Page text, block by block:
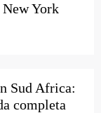
York
Sud Africa:
completa